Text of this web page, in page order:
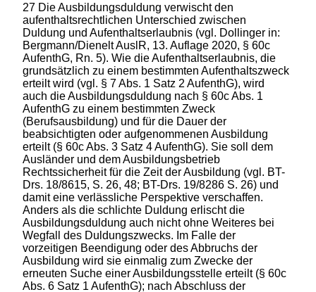
27 Die Ausbildungsduldung verwischt den
aufenthaltsrechtlichen Unterschied zwischen
Duldung und Aufenthaltserlaubnis (vgl. Dollinger in:
Bergmann/Dienelt AuslR, 13. Auflage 2020, § 60c
AufenthG, Rn. 5). Wie die Aufenthaltserlaubnis, die
grundsätzlich zu einem bestimmten Aufenthaltszweck
erteilt wird (vgl. § 7 Abs. 1 Satz 2 AufenthG), wird
auch die Ausbildungsduldung nach § 60c Abs. 1
AufenthG zu einem bestimmten Zweck
(Berufsausbildung) und für die Dauer der
beabsichtigten oder aufgenommenen Ausbildung
erteilt (§ 60c Abs. 3 Satz 4 AufenthG). Sie soll dem
Ausländer und dem Ausbildungsbetrieb
Rechtssicherheit für die Zeit der Ausbildung (vgl. BT-
Drs. 18/8615, S. 26, 48; BT-Drs. 19/8286 S. 26) und
damit eine verlässliche Perspektive verschaffen.
Anders als die schlichte Duldung erlischt die
Ausbildungsduldung auch nicht ohne Weiteres bei
Wegfall des Duldungszwecks. Im Falle der
vorzeitigen Beendigung oder des Abbruchs der
Ausbildung wird sie einmalig zum Zwecke der
erneuten Suche einer Ausbildungsstelle erteilt (§ 60c
Abs. 6 Satz 1 AufenthG); nach Abschluss der